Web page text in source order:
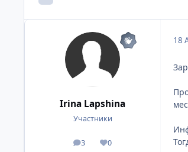
Irina Lapshina
Участники
3
посты 0
Репутация
18